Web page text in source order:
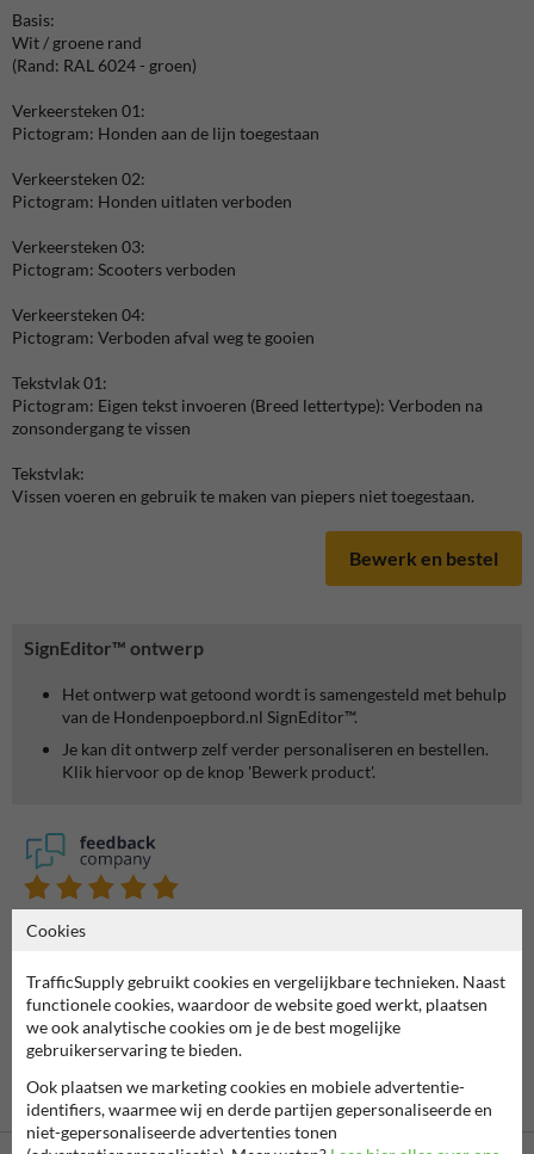
SignEditor™ ontwerp
Het ontwerp wat getoond wordt is samengesteld met behulp
van de Hondenpoepbord.nl SignEditor™.
Je kan dit ontwerp zelf verder personaliseren en bestellen.
Klik hiervoor op de knop 'Bewerk product'.
Rating9.4
Basis:
Wit / groene rand
(Rand: RAL 6024 - groen)
Verkeersteken 01:
Pictogram: Honden aan de lijn toegestaan
Verkeersteken 02:
Pictogram: Honden uitlaten verboden
Verkeersteken 03:
Pictogram: Scooters verboden
Verkeersteken 04:
Pictogram: Verboden afval weg te gooien
Tekstvlak 01:
Pictogram: Eigen tekst invoeren (Breed lettertype): Verboden na
zonsondergang te vissen
Tekstvlak:
Vissen voeren en gebruik te maken van piepers niet toegestaan.
Bewerk en bestel
Cookies
TrafficSupply gebruikt cookies en vergelijkbare technieken. Naast
functionele cookies, waardoor de website goed werkt, plaatsen
we ook analytische cookies om je de best mogelijke
gebruikerservaring te bieden.
Ook plaatsen we marketing cookies en mobiele advertentie-
identifiers, waarmee wij en derde partijen gepersonaliseerde en
niet-gepersonaliseerde advertenties tonen